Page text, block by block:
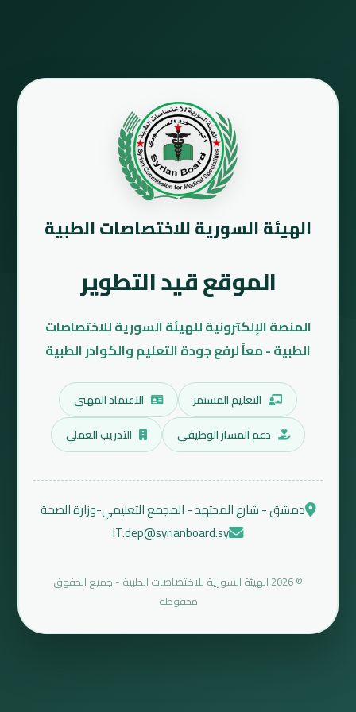
الهيئة السورية للاختصاصات الطبية
الموقع قيد التطوير
المنصة الإلكترونية للهيئة السورية للاختصاصات
الطبية - معاً لرفع جودة التعليم والكوادر الطبية
التعليم المستمر
الاعتماد المهني
دعم المسار الوظيفي
التدريب العملي
دمشق - شارع المجتهد - المجمع التعليمي-وزارة الصحة
IT.dep@syrianboard.sy
© 2026 الهيئة السورية للاختصاصات الطبية - جميع الحقوق
محفوظة